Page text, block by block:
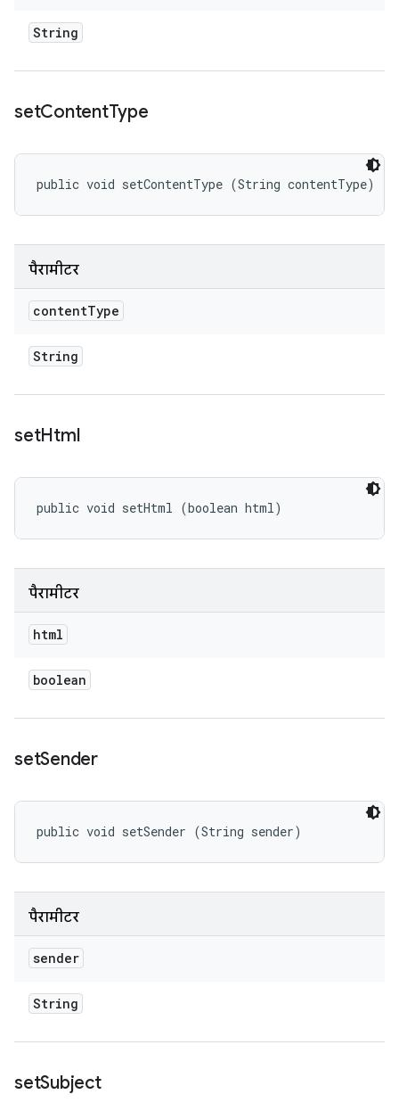
String
setContentType
public void setContentType (String contentType)
पैरामीटर
contentType
String
setHtml
public void setHtml (boolean html)
पैरामीटर
html
boolean
setSender
public void setSender (String sender)
पैरामीटर
sender
String
setSubject